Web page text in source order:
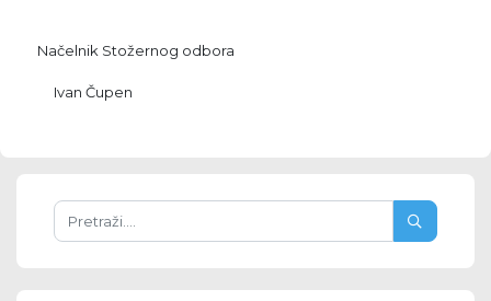
Načelnik Stožernog odbora
Ivan Čupen